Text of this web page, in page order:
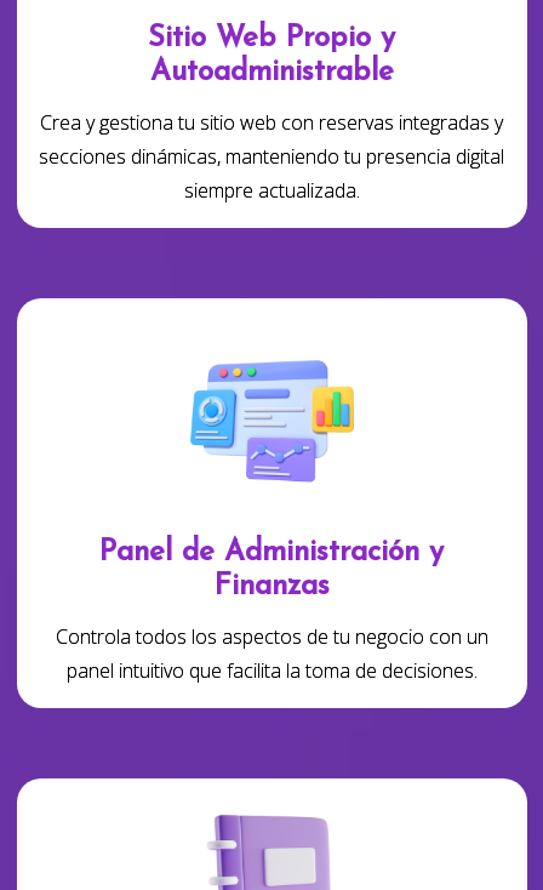
Sitio Web Propio y
Autoadministrable
Crea y gestiona tu sitio web con reservas integradas y
secciones dinámicas, manteniendo tu presencia digital
siempre actualizada.
Panel de Administración y
Finanzas
Controla todos los aspectos de tu negocio con un
panel intuitivo que facilita la toma de decisiones.